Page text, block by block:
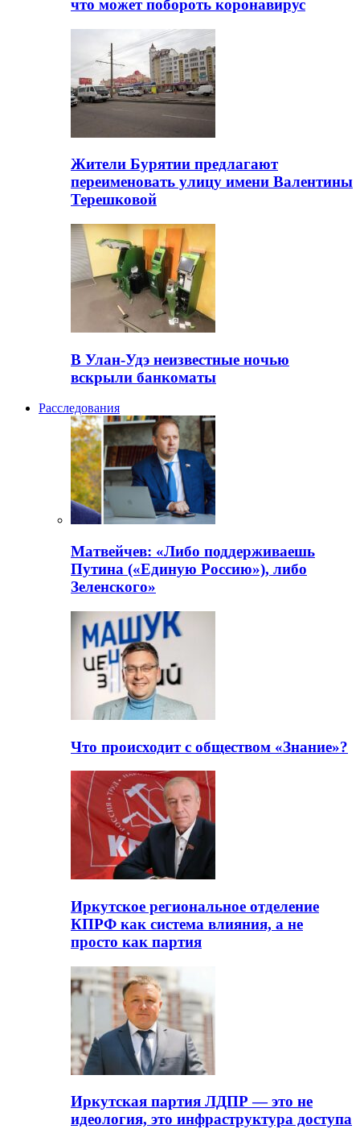
что может побороть коронавирус
Жители Бурятии предлагают
переименовать улицу имени Валентины
Терешковой
В Улан-Удэ неизвестные ночью
вскрыли банкоматы
Расследования
Матвейчев: «Либо поддерживаешь
Путина («Единую Россию»), либо
Зеленского»
Что происходит с обществом «Знание»?
Иркутское региональное отделение
КПРФ как система влияния, а не
просто как партия
Иркутская партия ЛДПР — это не
идеология, это инфраструктура доступа